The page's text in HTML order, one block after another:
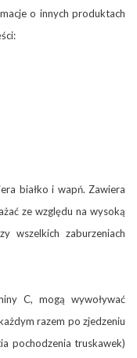
o innych produktach
białko i wapń. Zawiera
ze względu na wysoką
wszelkich zaburzeniach
C, mogą wywoływać
razem po zjedzeniu
pochodzenia truskawek)